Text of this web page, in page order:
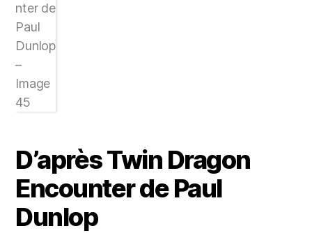
D’après Twin Dragon
Encounter de Paul
Dunlop